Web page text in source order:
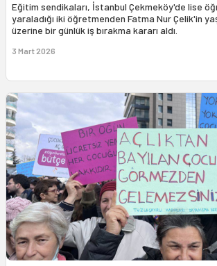
Eğitim sendikaları, İstanbul Çekmeköy'de lise
yaraladığı iki öğretmenden Fatma Nur Çelik'in
üzerine bir günlük iş bırakma kararı aldı.
3 Mart 2026